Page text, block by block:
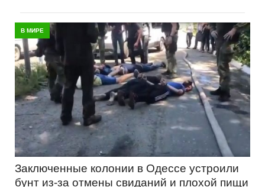
В МИРЕ
Заключенные колонии в Одессе устроили
бунт из-за отмены свиданий и плохой пищи